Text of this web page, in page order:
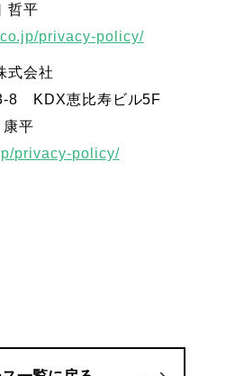
哲平
privacy-policy/
式会社
8 KDX恵比寿ビル5F
平
privacy-policy/